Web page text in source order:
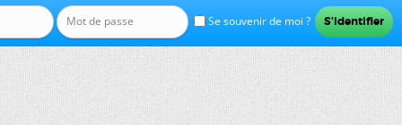
Se souvenir de moi ?